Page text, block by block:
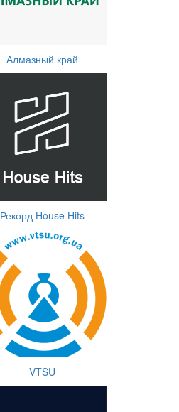
Алмазный край
Рекорд House Hits
VTSU